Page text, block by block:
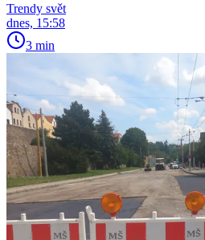
Trendy svět
dnes, 15:58
3 min